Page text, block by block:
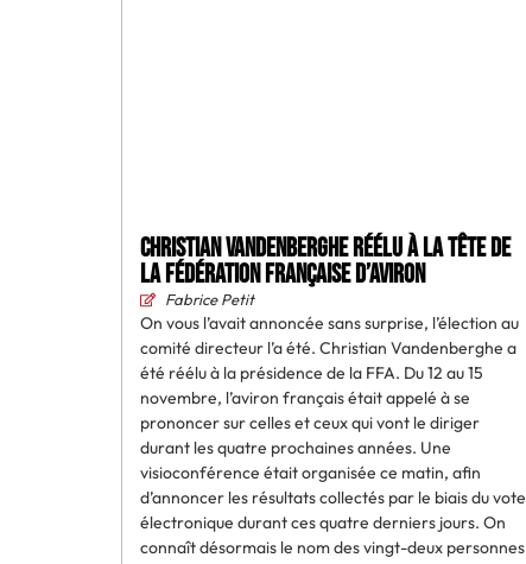
Christian Vandenberghe réélu à la tête de
la Fédération française d’aviron
Fabrice Petit
On vous l’avait annoncée sans surprise, l’élection au
comité directeur l’a été. Christian Vandenberghe a
été réélu à la présidence de la FFA. Du 12 au 15
novembre, l’aviron français était appelé à se
prononcer sur celles et ceux qui vont le diriger
durant les quatre prochaines années. Une
visioconférence était organisée ce matin, afin
d’annoncer les résultats collectés par le biais du vote
électronique durant ces quatre derniers jours. On
connaît désormais le nom des vingt-deux personnes